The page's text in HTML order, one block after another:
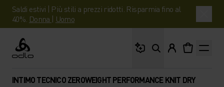
Saldi estivi | Più stili a prezzi ridotti. Risparmia fino al
40%. Donna | Uomo
Odlo
INTIMO TECNICO ZEROWEIGHT PERFORMANCE KNIT DRY